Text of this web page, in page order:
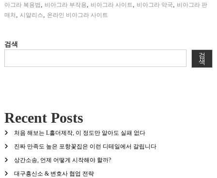
아그라 복용법
비아그라 부작용 비아그라 사이트 비아그라 약국
비아그라 판
매처
시알리스 온라인 비아그라 사이트
검색
검
색
Recent Posts
처음 해보는 L홀더제작, 이 정도만 알아도 실패 없다
진짜 만족도 높은 포항꽃집은 이런 디테일에서 갈립니다
상간소송, 언제 어떻게 시작해야 할까?
대구흥신소 & 변호사 협업 전략